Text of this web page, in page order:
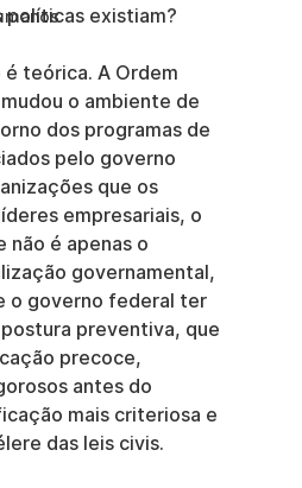
políticas existiam?
é teórica. A Ordem
o ambiente de
dos programas de
pelo governo
que os
empresariais, o
é apenas o
governamental,
o governo federal ter
preventiva, que
precoce,
antes do
mais criteriosa e
das leis civis.